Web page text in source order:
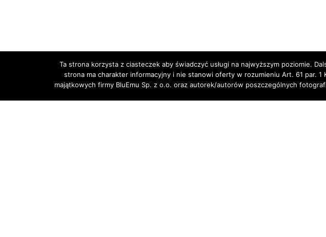
Ta strona korzysta z ciasteczek aby świadczyć usługi na najwyższym poziomie.
strona ma charakter informacyjny i nie stanowi oferty w rozumieniu Art. 61 par.
majątkowych firmy BluEmu Sp. z o.o. oraz autorek/autorów poszczególnych